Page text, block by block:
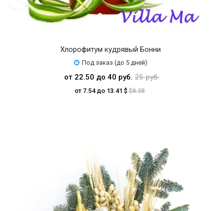
Хлорофитум кудрявый Бонни
Под заказ (до 5 дней)
от 22.50 до 40 руб.25 руб.
от 7.54 до 13.41 $$8.38